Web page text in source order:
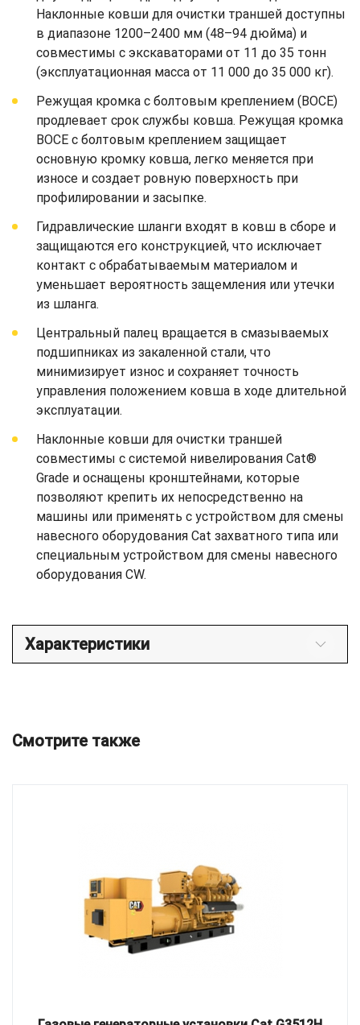
Наклонные ковши для очистки траншей доступны
в диапазоне 1200–2400 мм (48–94 дюйма) и
совместимы с экскаваторами от 11 до 35 тонн
(эксплуатационная масса от 11 000 до 35 000 кг).
Режущая кромка с болтовым креплением (BOCE)
продлевает срок службы ковша. Режущая кромка
BOCE с болтовым креплением защищает
основную кромку ковша, легко меняется при
износе и создает ровную поверхность при
профилировании и засыпке.
Гидравлические шланги входят в ковш в сборе и
защищаются его конструкцией, что исключает
контакт с обрабатываемым материалом и
уменьшает вероятность защемления или утечки
из шланга.
Центральный палец вращается в смазываемых
подшипниках из закаленной стали, что
минимизирует износ и сохраняет точность
управления положением ковша в ходе длительной
эксплуатации.
Наклонные ковши для очистки траншей
совместимы с системой нивелирования Cat®
Grade и оснащены кронштейнами, которые
позволяют крепить их непосредственно на
машины или применять с устройством для смены
навесного оборудования Cat захватного типа или
специальным устройством для смены навесного
оборудования CW.
Характеристики
Смотрите также